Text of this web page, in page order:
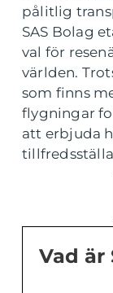
pålitlig
SAS Bolag
val för
världen.
som finns
flygningar
att erbjuda
Vad är